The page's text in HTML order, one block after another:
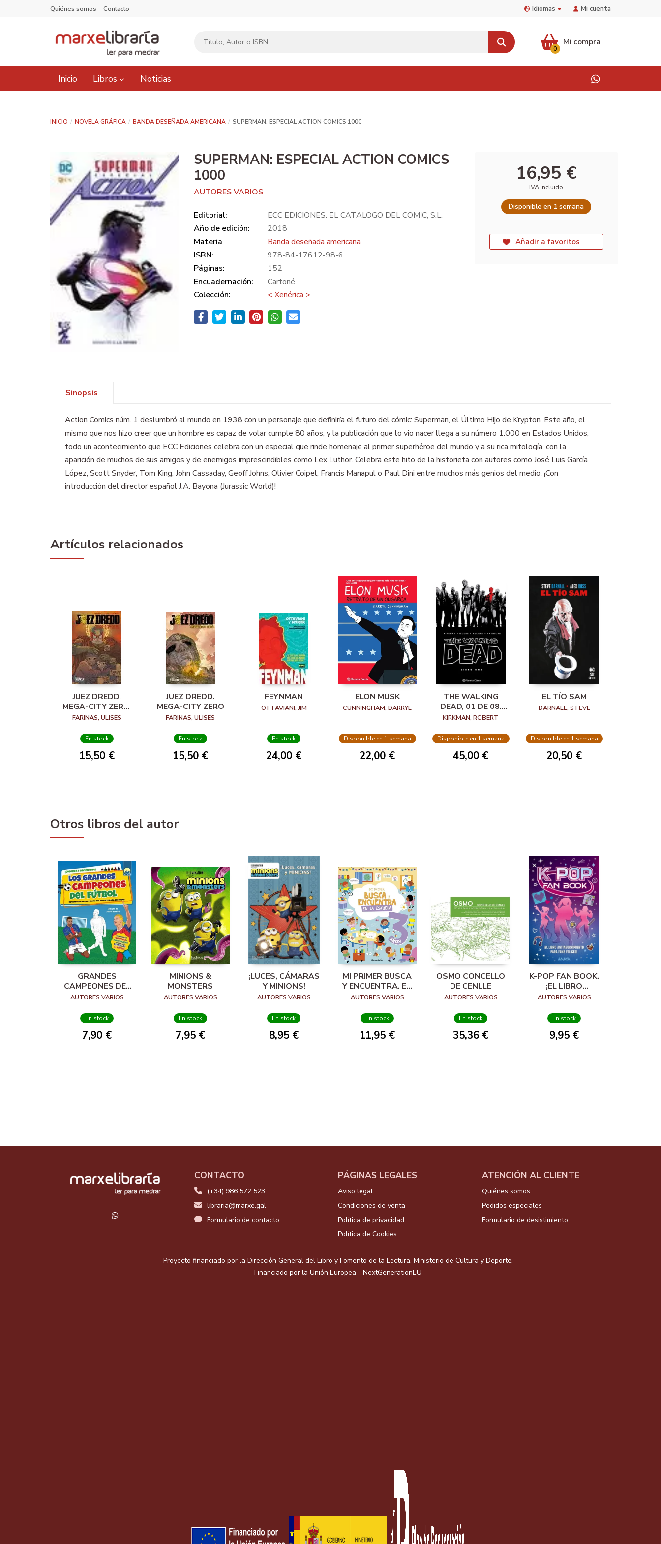
Quiénes somos Contacto Idiomas Mi cuenta
Mi compra
0
Inicio Libros Noticias
INICIO NOVELA GRÁFICA BANDA DESEÑADA AMERICANA SUPERMAN: ESPECIAL ACTION COMICS 1000
SUPERMAN: ESPECIAL ACTION COMICS
1000
AUTORES VARIOS
Editorial:
ECC EDICIONES. EL CATALOGO DEL COMIC, S.L.
Año de edición:
2018
Materia
Banda deseñada americana
ISBN:
978-84-17612-98-6
Páginas:
152
Encuadernación:
Cartoné
Colección:
< Xenérica >
16,95 €
IVA incluido
Disponible en 1 semana
Añadir a favoritos
Sinopsis
Action Comics núm. 1 deslumbró al mundo en 1938 con un personaje que definiría el futuro del cómic: Superman, el Último Hijo de Krypton. Este año, el
mismo que nos hizo creer que un hombre es capaz de volar cumple 80 años, y la publicación que lo vio nacer llega a su número 1.000 en Estados Unidos,
todo un acontecimiento que ECC Ediciones celebra con un especial que rinde homenaje al primer superhéroe del mundo y a su rica mitología, con la
aparición de muchos de sus amigos y de enemigos imprescindibles como Lex Luthor. Celebra este hito de la historieta con autores como José Luis García
López, Scott Snyder, Tom King, John Cassaday, Geoff Johns, Olivier Coipel, Francis Manapul o Paul Dini entre muchos más genios del medio. ¡Con
introducción del director español J.A. Bayona (Jurassic World)!
Artículos relacionados
JUEZ DREDD.
MEGA-CITY ZERO,
03
FARINAS, ULISES
En stock
15,50 €
JUEZ DREDD.
MEGA-CITY ZERO
FARINAS, ULISES
En stock
15,50 €
FEYNMAN
OTTAVIANI, JIM
En stock
24,00 €
ELON MUSK
CUNNINGHAM, DARRYL
Disponible en 1 semana
22,00 €
THE WALKING
DEAD, 01 DE 08.
INTEGRAL
KIRKMAN, ROBERT
Disponible en 1 semana
45,00 €
EL TÍO SAM
DARNALL, STEVE
Disponible en 1 semana
20,50 €
Otros libros del autor
GRANDES
CAMPEONES DEL
FUTBOL
AUTORES VARIOS
En stock
7,90 €
MINIONS &
MONSTERS
AUTORES VARIOS
En stock
7,95 €
¡LUCES, CÁMARAS
Y MINIONS!
AUTORES VARIOS
En stock
8,95 €
MI PRIMER BUSCA
Y ENCUENTRA. EN
LA ESCUELA. 3
AUTORES VARIOS
En stock
11,95 €
OSMO CONCELLO
DE CENLLE
AUTORES VARIOS
En stock
35,36 €
K-POP FAN BOOK.
¡EL LIBRO
ANTIABURRIMIENTO
AUTORES VARIOS
En stock
9,95 €
CONTACTO
(+34) 986 572 523
libraria@marxe.gal
Formulario de contacto
PÁGINAS LEGALES
Aviso legal
Condiciones de venta
Política de privacidad
Política de Cookies
ATENCIÓN AL CLIENTE
Quiénes somos
Pedidos especiales
Formulario de desistimiento
Proyecto financiado por la Dirección General del Libro y Fomento de la Lectura, Ministerio de Cultura y Deporte.
Financiado por la Unión Europea - NextGenerationEU